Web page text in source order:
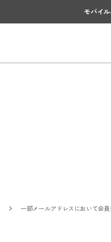
モバイ
一部メールアドレスにおいて会